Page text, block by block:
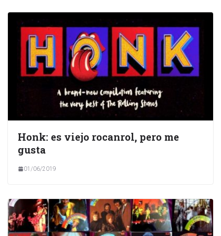
Honk: es viejo rocanrol, pero me
gusta
01/06/2019